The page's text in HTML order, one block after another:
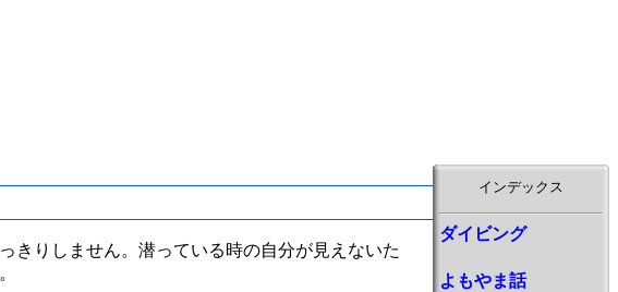
インデックス
ダイビング
よもやま話
きりしません。潜っている時の自分が見えないた